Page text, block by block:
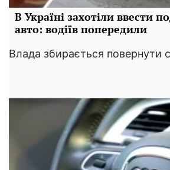
В Україні захотіли ввести
авто: водіїв попередили
Влада збирається повернути